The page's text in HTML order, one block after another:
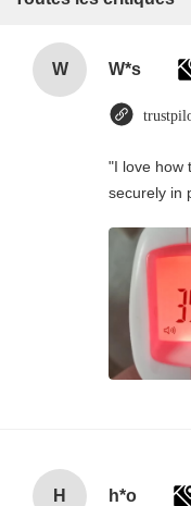
W W*s
"I love how
securely in
H h*o